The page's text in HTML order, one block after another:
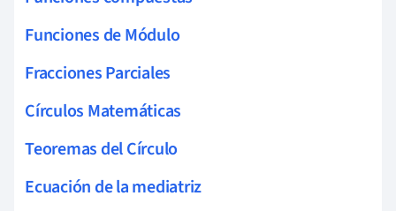
Funciones de Módulo
Fracciones Parciales
Círculos Matemáticas
Teoremas del Círculo
Ecuación de la mediatriz